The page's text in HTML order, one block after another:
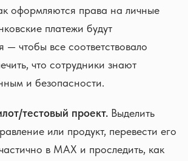
оформляются права на личные
платежи будут
— чтобы все соответствовало
что сотрудники знают
и безопасности.
тестовый проект. Выделить
или продукт, перевести его
в MAX и проследить, как